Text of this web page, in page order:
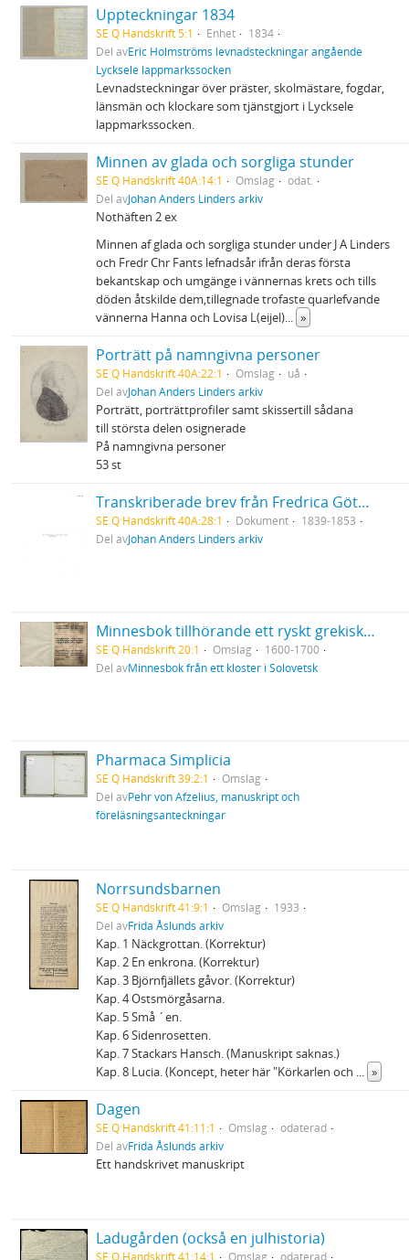
Uppteckningar 1834
SE Q Handskrift 5:1 Enhet
1834
Del avEric Holmströms levnadsteckningar angående
Lycksele lappmarkssocken
Levnadsteckningar över präster, skolmästare, fogdar,
länsmän och klockare som tjänstgjort i Lycksele
lappmarkssocken.
Minnen av glada och sorgliga stunder
SE Q Handskrift 40A:14:1 Omslag
odat.
Del avJohan Anders Linders arkiv
Nothäften 2 ex
Minnen af glada och sorgliga stunder under J A Linders
och Fredr Chr Fants lefnadsår ifrån deras första
bekantskap och umgänge i vännernas krets och tills
döden åtskilde dem,tillegnade trofaste quarlefvande
vännerna Hanna och Lovisa L(eijel)... »
Porträtt på namngivna personer
SE Q Handskrift 40A:22:1 Omslag
uå
Del avJohan Anders Linders arkiv
Porträtt, porträttprofiler samt skissertill sådana
till största delen osignerade
På namngivna personer
53 st
Transkriberade brev från Fredrica Göthilda med make
SE Q Handskrift 40A:28:1 Dokument
1839-1853
Del avJohan Anders Linders arkiv
Minnesbok tillhörande ett ryskt grekisk-ortodoxt kloster i Solovetsk
SE Q Handskrift 20:1 Omslag
1600-1700
Del avMinnesbok från ett kloster i Solovetsk
Pharmaca Simplicia
SE Q Handskrift 39:2:1
Omslag
Del avPehr von Afzelius, manuskript och
föreläsningsanteckningar
Norrsundsbarnen
SE Q Handskrift 41:9:1 Omslag
1933
Del avFrida Åslunds arkiv
Kap. 1 Näckgrottan. (Korrektur)
Kap. 2 En enkrona. (Korrektur)
Kap. 3 Björnfjällets gåvor. (Korrektur)
Kap. 4 Ostsmörgåsarna.
Kap. 5 Små ´en.
Kap. 6 Sidenrosetten.
Kap. 7 Stackars Hansch. (Manuskript saknas.)
Kap. 8 Lucia. (Koncept, heter här "Körkarlen och ... »
Dagen
SE Q Handskrift 41:11:1 Omslag
odaterad
Del avFrida Åslunds arkiv
Ett handskrivet manuskript
Ladugården (också en julhistoria)
SE Q Handskrift 41:14:1 Omslag
odaterad